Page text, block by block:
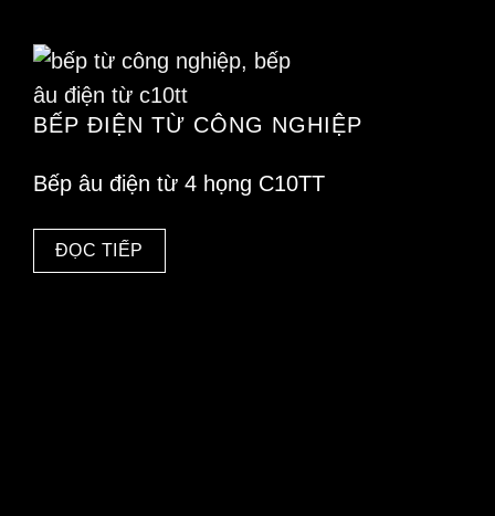
BẾP ĐIỆN TỪ CÔNG NGHIỆP
Bếp âu điện từ 4 họng C10TT
ĐỌC TIẾP